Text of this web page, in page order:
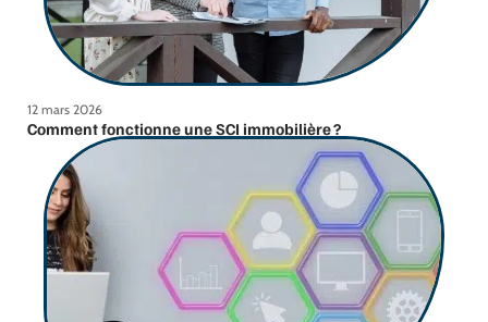
12 mars 2026
Comment fonctionne une SCI immobilière ?